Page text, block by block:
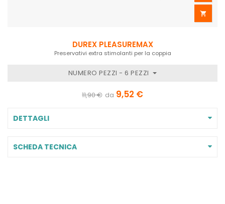

DUREX PLEASUREMAX
Preservativi extra stimolanti per la coppia
NUMERO PEZZI - 6 PEZZI
11,90 € da 9,52 €
DETTAGLI
SCHEDA TECNICA